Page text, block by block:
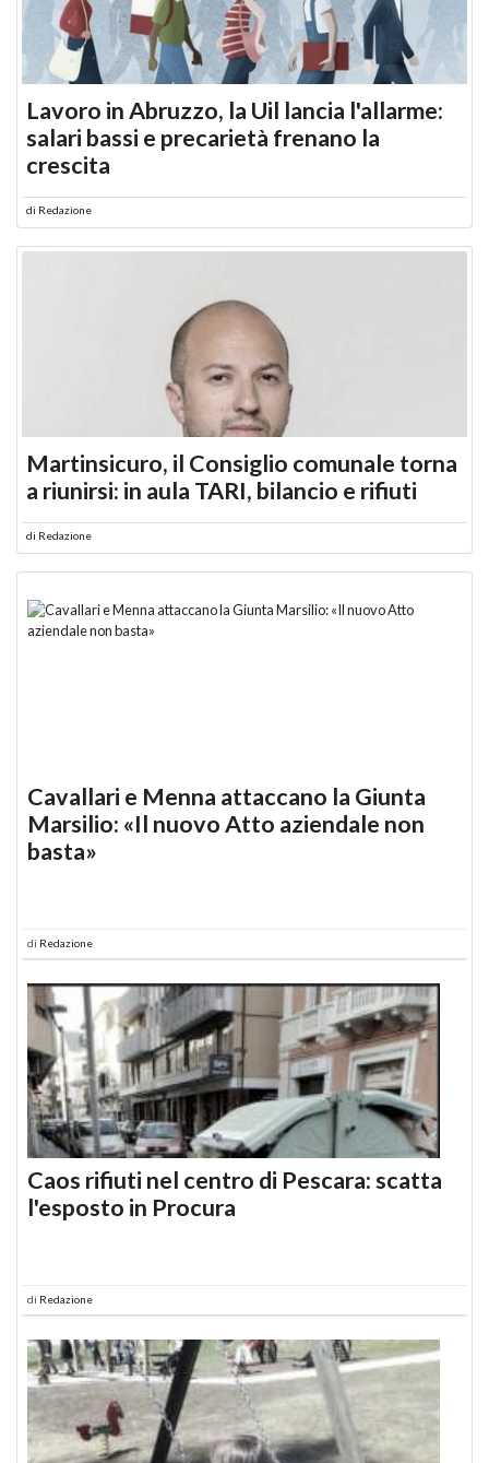
Lavoro in Abruzzo, la Uil lancia l'allarme:
salari bassi e precarietà frenano la
crescita
di Redazione
Martinsicuro, il Consiglio comunale torna
a riunirsi: in aula TARI, bilancio e rifiuti
di Redazione
Cavallari e Menna attaccano la Giunta
Marsilio: «Il nuovo Atto aziendale non
basta»
di Redazione
Caos rifiuti nel centro di Pescara: scatta
l'esposto in Procura
di Redazione